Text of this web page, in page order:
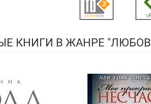
КНИГИ В ЖАНРЕ